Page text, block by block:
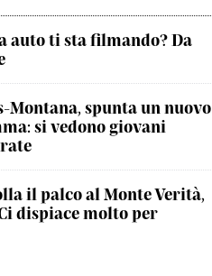
auto ti sta filmando? Da
Montana, spunta un nuovo
si vedono giovani
il palco al Monte Verità,
dispiace molto per